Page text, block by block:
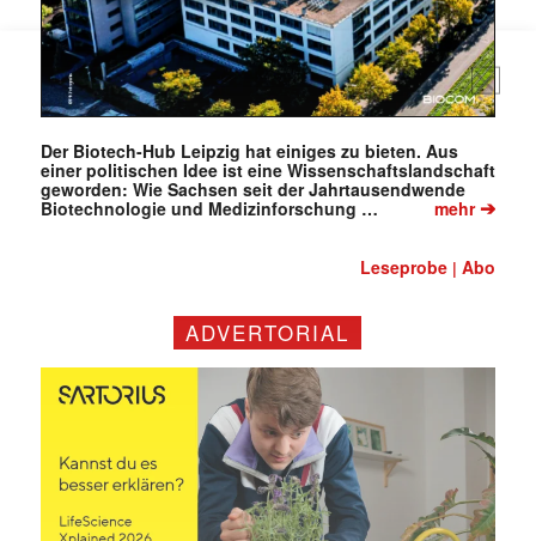
Der Biotech-Hub Leipzig hat einiges zu bieten. Aus
einer politischen Idee ist eine Wissenschaftslandschaft
geworden: Wie Sachsen seit der Jahrtausendwende
Biotechnologie und Medizinforschung …
mehr➔
Leseprobe |Abo
ADVERTORIAL